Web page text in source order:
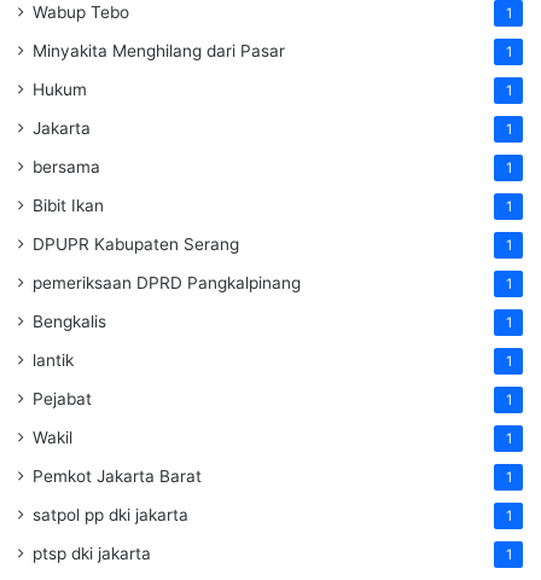
Wabup Tebo 1
Minyakita Menghilang dari Pasar 1
Hukum 1
Jakarta 1
bersama 1
Bibit Ikan 1
DPUPR Kabupaten Serang 1
pemeriksaan DPRD Pangkalpinang 1
Bengkalis 1
lantik 1
Pejabat 1
Wakil 1
Pemkot Jakarta Barat 1
satpol pp dki jakarta 1
ptsp dki jakarta 1